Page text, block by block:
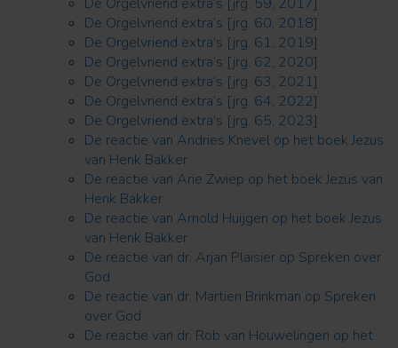
De Orgelvriend extra’s [jrg. 60, 2018]
De Orgelvriend extra’s [jrg. 61, 2019]
De Orgelvriend extra’s [jrg. 62, 2020]
De Orgelvriend extra’s [jrg. 63, 2021]
De Orgelvriend extra’s [jrg. 64, 2022]
De Orgelvriend extra’s [jrg. 65, 2023]
De reactie van Andries Knevel op het boek Jezus
van Henk Bakker
De reactie van Arie Zwiep op het boek Jezus van
Henk Bakker
De reactie van Arnold Huijgen op het boek Jezus
van Henk Bakker
De reactie van dr. Arjan Plaisier op Spreken over
God
De reactie van dr. Martien Brinkman op Spreken
over God
De reactie van dr. Rob van Houwelingen op het